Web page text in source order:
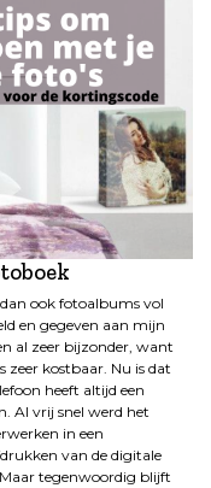
ook fotoalbums vol
en gegeven aan mijn
al zeer bijzonder, want
kostbaar. Nu is dat
heeft altijd een
Al vrij snel werd het
in een
van de digitale
Maar tegenwoordig blijft